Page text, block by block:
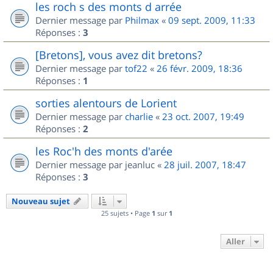
les roch s des monts d arrée
Dernier message par Philmax « 09 sept. 2009, 11:33
Réponses : 3
[Bretons], vous avez dit bretons?
Dernier message par tof22 « 26 févr. 2009, 18:36
Réponses : 1
sorties alentours de Lorient
Dernier message par charlie « 23 oct. 2007, 19:49
Réponses : 2
les Roc'h des monts d'arée
Dernier message par jeanluc « 28 juil. 2007, 18:47
Réponses : 3
Nouveau sujet
25 sujets • Page 1 sur 1
Aller